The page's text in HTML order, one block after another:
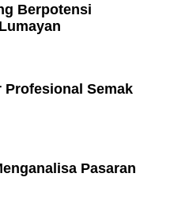
Berpotensi
Profesional Semak
Pasaran